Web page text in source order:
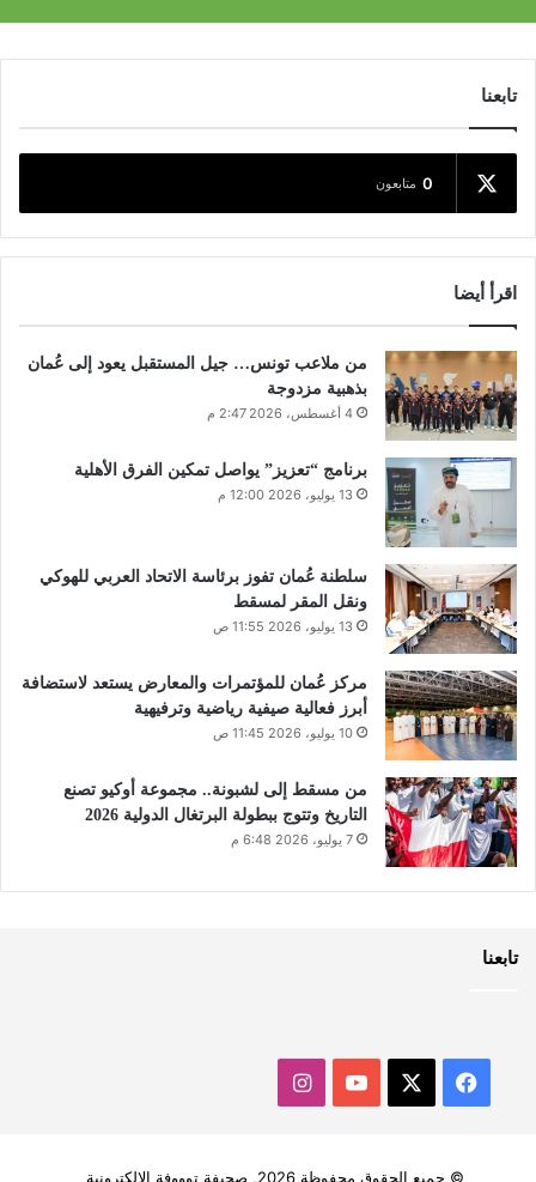
تابعنا
0 متابعون
اقرأ أيضا
من ملاعب تونس… جيل المستقبل يعود إلى عُمان
بذهبية مزدوجة
4 أغسطس، 2026 2:47 م
برنامج “تعزيز” يواصل تمكين الفرق الأهلية
13 يوليو، 2026 12:00 م
سلطنة عُمان تفوز برئاسة الاتحاد العربي للهوكي
ونقل المقر لمسقط
13 يوليو، 2026 11:55 ص
مركز عُمان للمؤتمرات والمعارض يستعد لاستضافة
أبرز فعالية صيفية رياضية وترفيهية
10 يوليو، 2026 11:45 ص
من مسقط إلى لشبونة.. مجموعة أوكيو تصنع
التاريخ وتتوج ببطولة البرتغال الدولية 2026
7 يوليو، 2026 6:48 م
تابعنا
فيسبوك ‫YouTubeانستقرام
© جميع الحقوق محفوظة 2026, صحيفة توووفة الالكترونية